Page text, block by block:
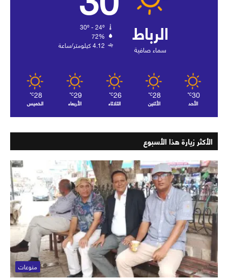
الرباط
سماء صافية
72%
4.12 كيلومتر/ساعة
30
℃
الأحد
28
℃
الأثنين
26
℃
الثلاثاء
29
℃
الأربعاء
28
℃
الخميس
الأكثر زيارة هذا الأسبوع
منوعات